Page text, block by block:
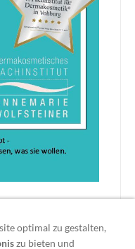
optimal zu gestalten,
zu bieten und